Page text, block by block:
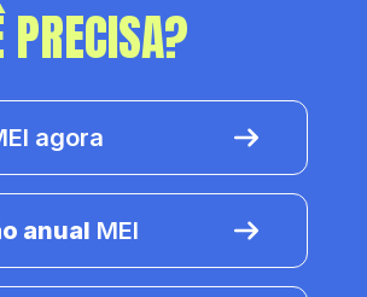
PRECISA?
agora
anual MEI